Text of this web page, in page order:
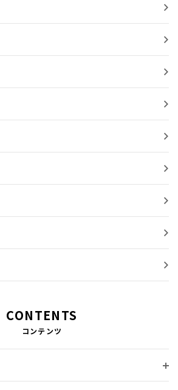
CONTENTS
コンテンツ